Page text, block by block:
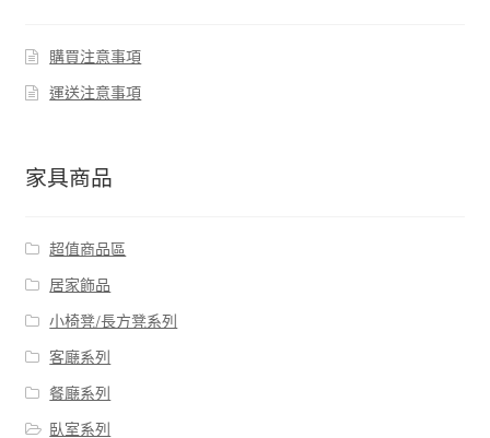
購買注意事項
運送注意事項
家具商品
超值商品區
居家飾品
小椅凳/長方凳系列
客廰系列
餐廰系列
臥室系列